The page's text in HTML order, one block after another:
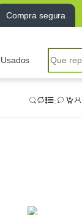
Compra segura